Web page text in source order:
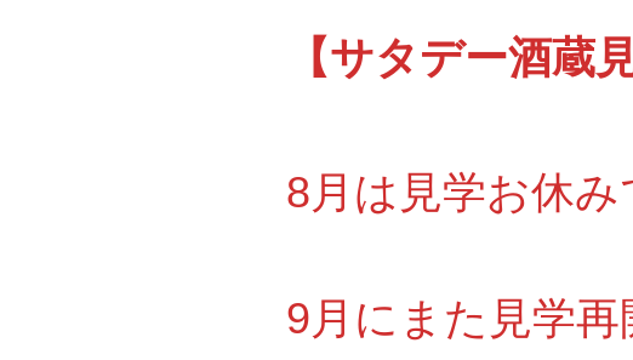
【サタデー酒蔵
8月は見学お休
9月にまた見学